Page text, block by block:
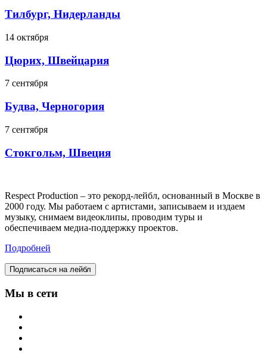
Тилбург, Нидерланды
14 октября
Цюрих, Швейцария
7 сентября
Будва, Черногория
7 сентября
Стокгольм, Швеция
Respect Production – это рекорд-лейбл, основанный в Москве в
2000 году. Мы работаем с артистами, записываем и издаем
музыку, снимаем видеоклипы, проводим туры и
обеспечиваем медиа-поддержку проектов.
Подробней
Подписаться на лейбл
Мы в сети